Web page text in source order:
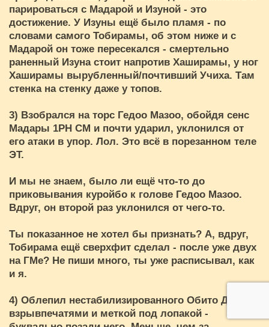
парироваться с Мадарой и Изуной - это
достижение. У Изуны ещё было пламя - по
словами самого Тобирамы, об этом ниже и с
Мадарой он тоже пересекался - смертельно
раненный Изуна стоит напротив Хаширамы, у ног
Хаширамы вырубленный/почтивший Учиха. Там
стенка на стенку даже у топов.
3) Взобрался на торс Гедоо Мазоо, обойдя сенс
Мадары 1РН СМ и почти ударил, уклонился от
его атаки в упор. Лол. Это всё в порезанном теле
ЭТ.
И мы не знаем, было ли ещё что-то до
приковывания куройбо к голове Гедоо Мазоо.
Вдруг, он второй раз уклонился от чего-то.
Ты показанное не хотел бы признать? А, вдруг,
Тобирама ещё сверхфит сделал - после уже двух
на ГМе? Не пиши много, ты уже расписывал, как
и я.
4) Облепил нестабилизированного Обито ДД
взрывпечатями и меткой под лопакой -